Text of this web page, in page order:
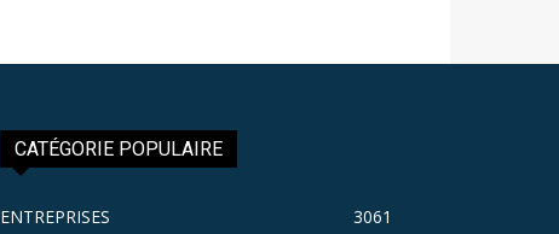
CATÉGORIE POPULAIRE
ENTREPRISES 3061